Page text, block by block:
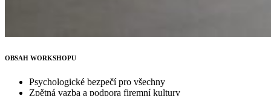
OBSAH WORKSHOPU
Psychologické bezpečí pro všechny
Zpětná vazba a podpora firemní kultury